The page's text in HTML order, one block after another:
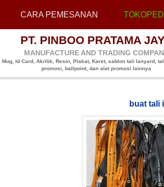
CARA PEMESANAN
PT. PINBOO PRATAMA
MANUFACTURE AND TRADING
Mug, Id Card, Akrilik, Resin, Plakat, Karet, sablon tali lanyard,
promosi, ballpoint, dan alat promosi lainnya
buat tali